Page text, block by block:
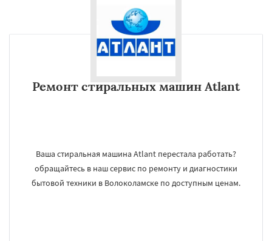
Ремонт стиральных машин Atlant
Ваша стиральная машина Atlant перестала работать?
обращайтесь в наш сервис по ремонту и диагностики
бытовой техники в Волоколамске по доступным ценам.